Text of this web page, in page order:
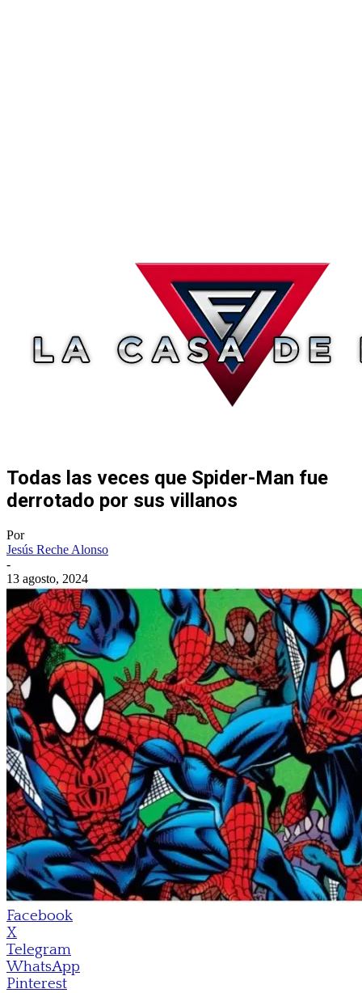
Todas las veces que Spider-Man fue
derrotado por sus villanos
Por
Jesús Reche Alonso
-
13 agosto, 2024
Facebook
X
Telegram
WhatsApp
Pinterest